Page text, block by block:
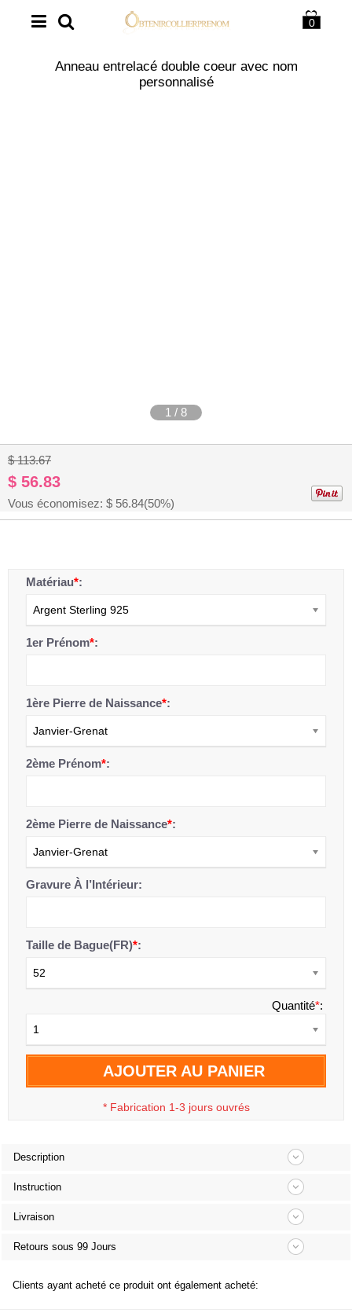
0
Anneau entrelacé double coeur avec nom
personnalisé
1 / 8
$ 113.67
$ 56.83
Vous économisez: $ 56.84(50%)
Matériau*:
Argent Sterling 925
1er Prénom*:
1ère Pierre de Naissance*:
Janvier-Grenat
2ème Prénom*:
2ème Pierre de Naissance*:
Janvier-Grenat
Gravure À l’Intérieur:
Taille de Bague(FR)*:
52
Quantité*:
1
AJOUTER AU PANIER
* Fabrication 1-3 jours ouvrés
Description
Instruction
Livraison
Retours sous 99 Jours
Clients ayant acheté ce produit ont également acheté: